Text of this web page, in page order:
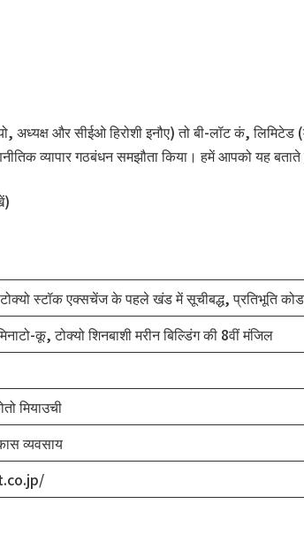
अध्यक्ष और सीईओ हिरोशी इनौए) तो बी-लॉट कं,
व्यापार गठबंधन समझौता किया। हमें आपको यह
स्टॉक एक्सचेंज के पहले खंड में सूचीबद्ध, प्रतिभूति
कू, टोक्यो शिनबाशी मरीन बिल्डिंग की 8वीं मंजिल
मियाउची
व्यवसाय